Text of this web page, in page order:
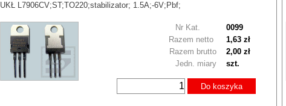
UKŁ L7906CV;ST;TO220;stabilizator; 1.5A;-6V;Pbf;
Nr Kat. 0099
Razem brutto 2,00 zł
Razem netto 1,63 zł
Jedn. miary szt.
Do koszyka